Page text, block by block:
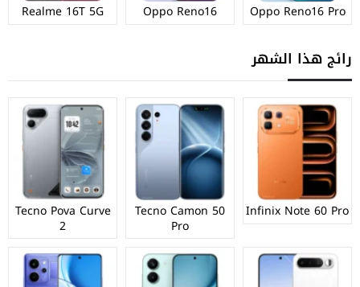
Oppo Reno16 Pro
Oppo Reno16
Realme 16T 5G
رائج هذا الشهر
Infinix Note 60 Pro
Tecno Camon 50
Pro
Tecno Pova Curve
2